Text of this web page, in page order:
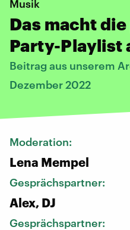
Musik
Das macht
Party-Playlist
Beitrag aus unserem
Dezember 2022
Moderation:
Lena Mempel
Gesprächspartner:
Alex, DJ
Gesprächspartner: